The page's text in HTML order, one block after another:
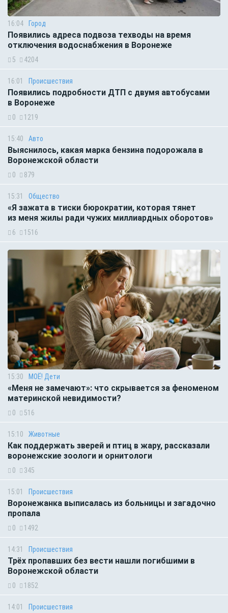
16:04 Город
Появились адреса подвоза техводы на время
отключения водоснабжения в Воронеже
5 4204
16:01 Происшествия
Появились подробности ДТП с двумя автобусами
в Воронеже
0 1219
15:40 Авто
Выяснилось, какая марка бензина подорожала в
Воронежской области
0 879
15:31 Общество
«Я зажата в тиски бюрократии, которая тянет
из меня жилы ради чужих миллиардных оборотов»
6 1516
15:30 МОЁ! Дети
«Меня не замечают»: что скрывается за феноменом
материнской невидимости?
0 516
15:10 Животные
Как поддержать зверей и птиц в жару, рассказали
воронежские зоологи и орнитологи
0 345
15:01 Происшествия
Воронежанка выписалась из больницы и загадочно
пропала
0 1492
14:31 Происшествия
Трёх пропавших без вести нашли погибшими в
Воронежской области
0 1852
14:01 Происшествия